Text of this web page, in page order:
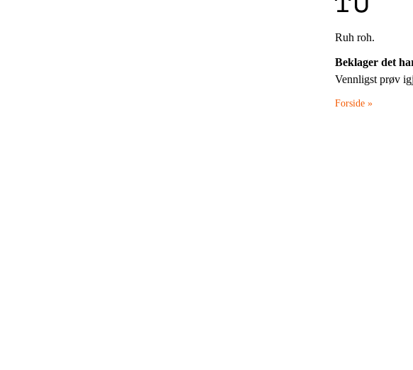
Ruh roh.
Beklager det
Vennligst prøv
Forside »